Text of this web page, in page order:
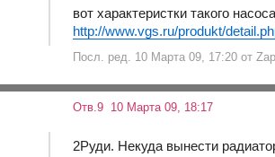
вот характеристки такого
http://www.vgs.ru/produkt/
Посл. ред. 10 Марта 09, 17:20 от
Отв.9 10 Марта 09, 18:17
2Руди. Некуда вынести